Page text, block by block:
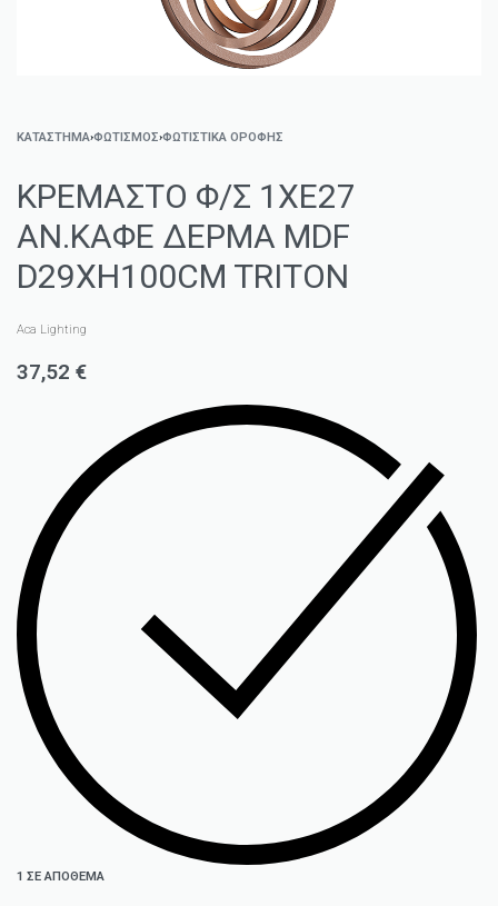
ΚΑΤΑΣΤΗΜΑ›ΦΩΤΙΣΜΌΣ›ΦΩΤΙΣΤΙΚΆ ΟΡΟΦΉΣ
ΚΡΕΜΑΣΤΟ Φ/Σ 1ΧΕ27
ΑΝ.ΚΑΦΕ ΔΕΡΜΑ MDF
D29XH100CM TRITON
Aca Lighting
37,52 €
1 ΣΕ ΑΠΌΘΕΜΑ